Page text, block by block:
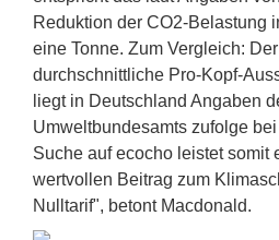
Reduktion der CO2-Belastung
eine Tonne. Zum Vergleich: Der
durchschnittliche Pro-Kopf-
liegt in Deutschland Angaben
Umweltbundesamts zufolge
Suche auf ecocho leistet somit
wertvollen Beitrag zum
Nulltarif", betont Macdonald.